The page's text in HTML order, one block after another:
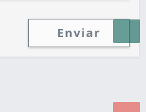
Enviar
Desenvolvimento de Sites e